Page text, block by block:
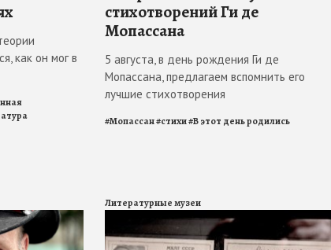
как он мог в
стихотворений Ги де
Мопассана
5 августа, в день рождения Ги де
Мопассана, предлагаем вспомнить его
лучшие стихотворения
#Мопассан#стихи#В этот день родились
Литературные музеи